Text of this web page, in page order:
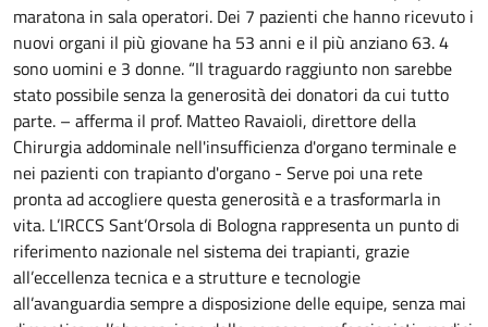
maratona in sala operatori. Dei 7 pazienti che hanno ricevuto i
nuovi organi il più giovane ha 53 anni e il più anziano 63. 4
sono uomini e 3 donne. “Il traguardo raggiunto non sarebbe
stato possibile senza la generosità dei donatori da cui tutto
parte. – afferma il prof. Matteo Ravaioli, direttore della
Chirurgia addominale nell'insufficienza d'organo terminale e
nei pazienti con trapianto d'organo - Serve poi una rete
pronta ad accogliere questa generosità e a trasformarla in
vita. L’IRCCS Sant’Orsola di Bologna rappresenta un punto di
riferimento nazionale nel sistema dei trapianti, grazie
all’eccellenza tecnica e a strutture e tecnologie
all’avanguardia sempre a disposizione delle equipe, senza mai